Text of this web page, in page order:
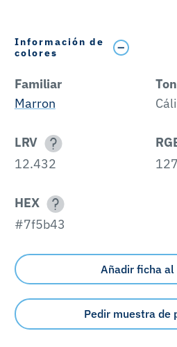
Información de
colores
Familiar
Marron
LRV
12.432
HEX
#7f5b43
Añadir ficha
Pedir muestra de